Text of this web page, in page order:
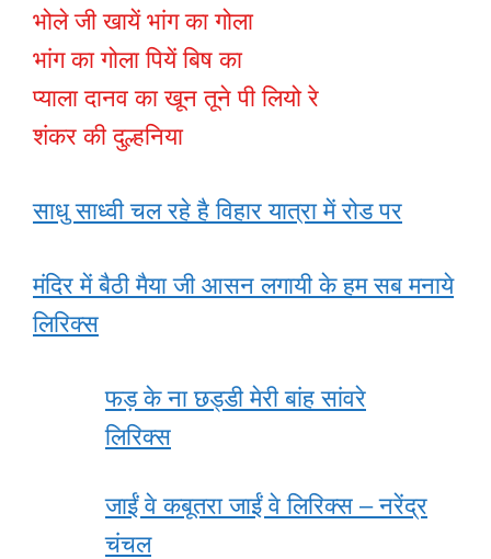
भोले जी खायें भांग का गोला
भांग का गोला पियें बिष का
प्याला दानव का खून तूने पी लियो रे
शंकर की दुल्हनिया
साधु साध्वी चल रहे है विहार यात्रा में रोड पर
मंदिर में बैठी मैया जी आसन लगायी के हम सब मनाये
लिरिक्स
फड़ के ना छड्डी मेरी बांह सांवरे
लिरिक्स
जाईं वे कबूतरा जाईं वे लिरिक्स – नरेंद्र
चंचल